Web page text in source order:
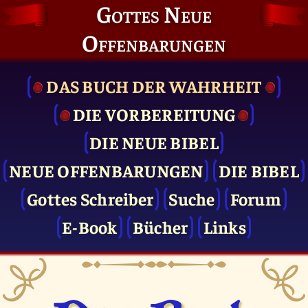
Gottes Neue
Offenbarungen
DAS BUCH DER WAHRHEIT
DIE VOR­BEREITUNG
DIE NEUE BIBEL
NEUE OFFENBARUNGEN
DIE BIBEL
Gottes Schreiber
Suche
Forum
E-Book
Bücher Links